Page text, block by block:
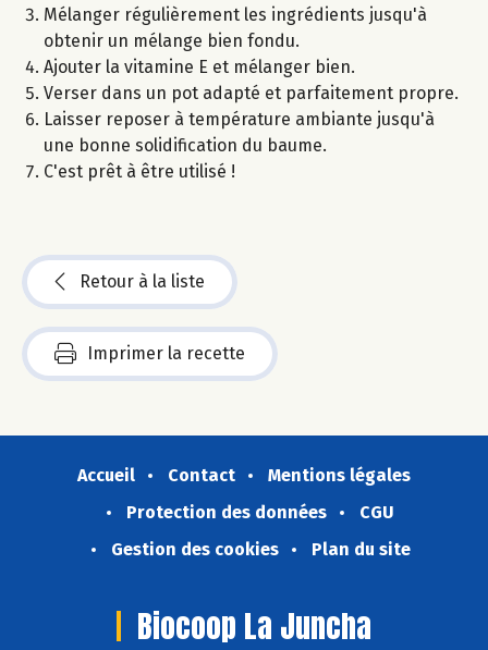
Mélanger régulièrement les ingrédients jusqu'à
obtenir un mélange bien fondu.
Ajouter la vitamine E et mélanger bien.
Verser dans un pot adapté et parfaitement propre.
Laisser reposer à température ambiante jusqu'à
une bonne solidification du baume.
C'est prêt à être utilisé !
Retour à la liste
Imprimer la recette
Accueil Contact
Mentions légales
Protection des données
CGU
Gestion des cookies
Plan du site
Biocoop La Juncha